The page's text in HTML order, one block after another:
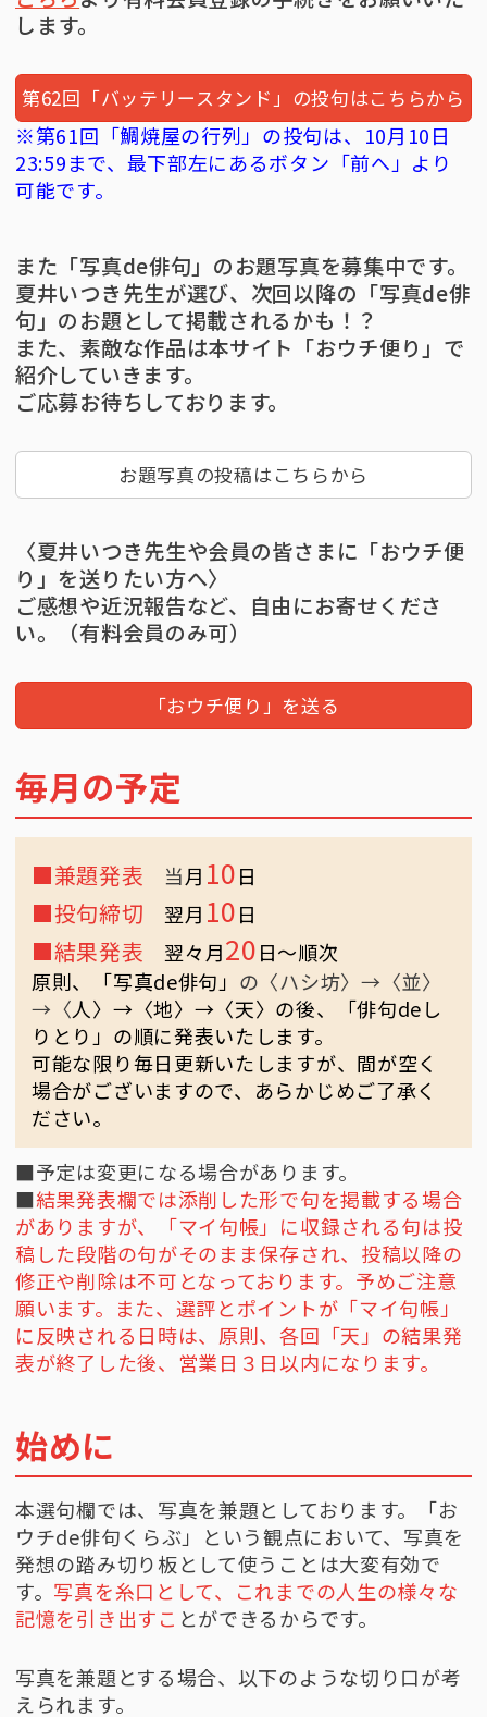
します。
第62回「バッテリースタンド」の投句はこちらから
※第61回「鯛焼屋の行列」の投句は、10月10日
23:59まで、最下部左にあるボタン「前へ」より
可能です。
また「写真de俳句」のお題写真を募集中です。
夏井いつき先生が選び、次回以降の「写真de俳
句」のお題として掲載されるかも！？
また、素敵な作品は本サイト「おウチ便り」で
紹介していきます。
ご応募お待ちしております。
お題写真の投稿はこちらから
〈夏井いつき先生や会員の皆さまに「おウチ便
り」を送りたい方へ〉
ご感想や近況報告など、自由にお寄せくださ
い。（有料会員のみ可）
「おウチ便り」を送る
毎月の予定
■兼題発表 当月 10日
■投句締切 翌月 10日
■結果発表 翌々月20日〜順次
原則、「写真de俳句」 の〈ハシ坊〉→〈並〉
→〈人〉→〈地〉→〈天〉の後、「俳句deし
りとり」の順に発表いたします。
可能な限り毎日更新いたしますが、間が空く
場合がございますので、あらかじめご了承く
ださい。
■予定は変更になる場合があります。
■結果発表欄では添削した形で句を掲載する場合
がありますが、「マイ句帳」に収録される句は投
稿した段階の句がそのまま保存され、投稿以降の
修正や削除は不可となっております。予めご注意
願います。また、 選評とポイントが「マイ句帳」
に反映される日時は、原則、各回「天」の結果発
表が終了した後、営業日３日以内になります。
始めに
本選句欄では、写真を兼題としております。「お
ウチde俳句くらぶ」という観点において、写真を
発想の踏み切り板として使うことは大変有効で
す。 写真を糸口として、これまでの人生の様々な
記憶を引き出すこ とができるからです。
写真を兼題とする場合、以下のような切り口が考
えられます。